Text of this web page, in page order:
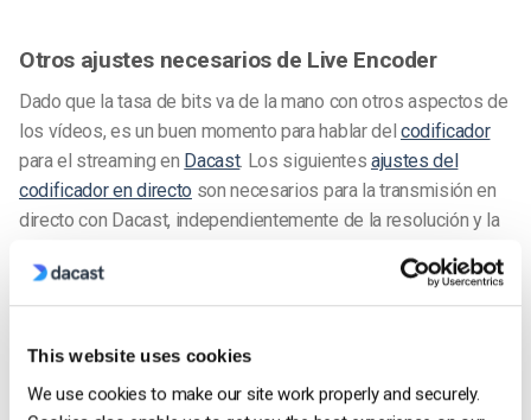
This website uses cookies
We use cookies to make our site work properly and securely.
Otros ajustes necesarios de Live Encoder
Dado que la tasa de bits va de la mano con otros aspectos de
los vídeos, es un buen momento para hablar del codificador
para el streaming en Dacast. Los siguientes ajustes del
codificador en directo son necesarios para la transmisión en
directo con Dacast, independientemente de la resolución y la
CÓDEC DE VÍDEO
H.264 (x264 puede funcionar)
VELOCIDAD DE
FOTOGRAMAS
INTERVALO DE
2 segundos (o 2 veces la